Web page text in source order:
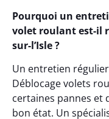
Pourquoi un
volet roulant est-il
sur-l’Isle ?
Un entretien
Déblocage volets
certaines pannes et
bon état. Un